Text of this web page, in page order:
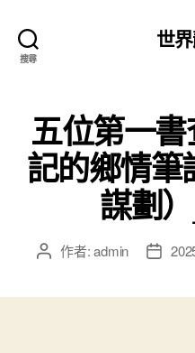
搜尋
世
五位第一
記的鄉情筆
謀劃
文 作者:admin
文